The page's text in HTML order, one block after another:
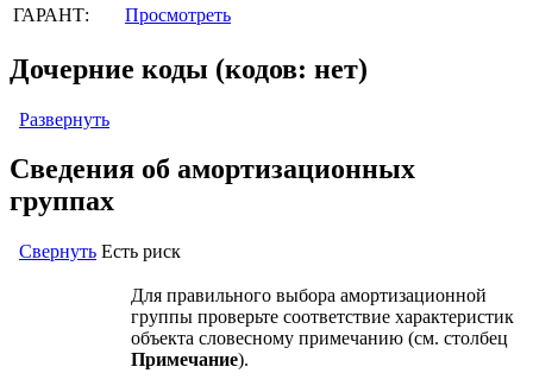
ГАРАНТ:
Просмотреть
Дочерние коды (кодов: нет)
Развернуть
Сведения об амортизационных
группах
Свернуть Есть риск
Для правильного выбора амортизационной
группы проверьте соответствие характеристик
объекта словесному примечанию (см. столбец
Примечание).